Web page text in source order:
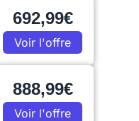
692,99€
Voir l'offre
888,99€
Voir l'offre